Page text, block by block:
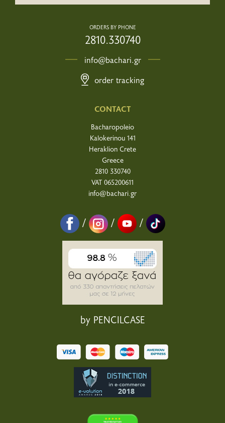
CONTACT
Bacharopoleio
Kalokerinou 141
Heraklion Crete
Greece
2810 330740
VAT 065200611
info@bachari.gr
/ / /
by PENCILCASE
ORDERS BY PHONE
2810.330740
info@bachari.gr
order tracking